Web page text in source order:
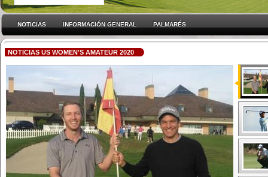
NOTICIAS INFORMACIÓN GENERAL PALMARÉS
NOTICIAS US WOMEN'S AMATEUR 2020